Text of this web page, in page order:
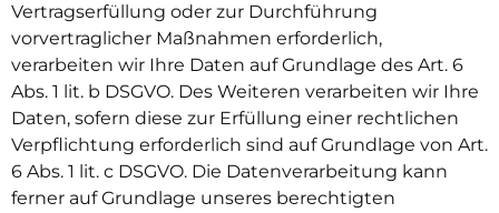
Vertragserfüllung oder zur Durchführung
vorvertraglicher Maßnahmen erforderlich,
verarbeiten wir Ihre Daten auf Grundlage des Art. 6
Abs. 1 lit. b DSGVO. Des Weiteren verarbeiten wir Ihre
Daten, sofern diese zur Erfüllung einer rechtlichen
Verpflichtung erforderlich sind auf Grundlage von Art.
6 Abs. 1 lit. c DSGVO. Die Datenverarbeitung kann
ferner auf Grundlage unseres berechtigten